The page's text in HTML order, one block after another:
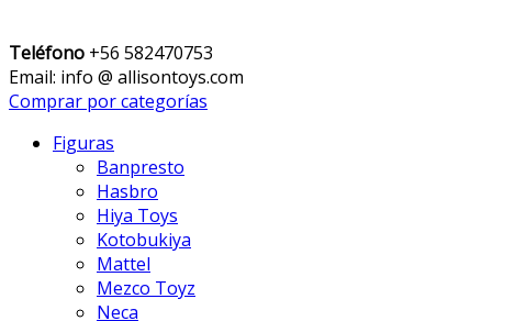
Teléfono +56 582470753
Email: info @ allisontoys.com
Comprar por categorías
Figuras
Banpresto
Hasbro
Hiya Toys
Kotobukiya
Mattel
Mezco Toyz
Neca